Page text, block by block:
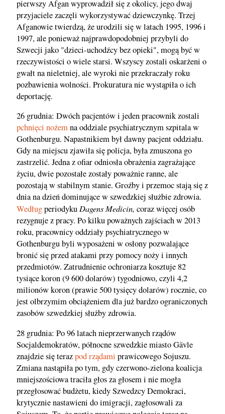
pierwszy Afgan wyprowadził się z okolicy, jego dwaj
przyjaciele zaczęli wykorzystywać dziewczynkę. Trzej
Afganowie twierdzą, że urodzili się w latach 1995, 1996 i
1997, ale ponieważ najprawdopodobniej przybyli do
Szwecji jako "dzieci-uchodźcy bez opieki", mogą być w
rzeczywistości o wiele starsi. Wszyscy zostali oskarżeni o
gwałt na nieletniej, ale wyroki nie przekraczały roku
pozbawienia wolności. Prokuratura nie wystąpiła o ich
deportację.
26 grudnia: Dwóch pacjentów i jeden pracownik zostali
pchnięci nożemna oddziale psychiatrycznym szpitala w
Gothenburgu. Napastnikiem był dawny pacjent oddziału.
Gdy na miejscu zjawiła się policja, była zmuszona go
zastrzelić. Jedna z ofiar odniosła obrażenia zagrażające
życiu, dwie pozostałe zostały poważnie ranne, ale
pozostają w stabilnym stanie. Groźby i przemoc stają się z
dnia na dzień dominujące w szwedzkiej służbie zdrowia.
Wedługperiodyku Dagens Medicin, coraz więcej osób
rezygnuje z pracy. Po kilku poważnych zajściach w 2013
roku, pracownicy oddziały psychiatrycznego w
Gothenburgu byli wyposażeni w osłony pozwalające
bronić się przed atakami przy pomocy noży i innych
przedmiotów. Zatrudnienie ochroniarza kosztuje 82
tysiące koron (9 600 dolarów) tygodniowo, czyli 4,2
milionów koron (prawie 500 tysięcy dolarów) rocznie, co
jest olbrzymim obciążeniem dla już bardzo ograniczonych
zasobów szwedzkiej służby zdrowia.
28 grudnia: Po 96 latach nieprzerwanych rządów
Socjaldemokratów, północne szwedzkie miasto Gävle
znajdzie się terazpod rządami prawicowego Sojuszu.
Zmiana nastąpiła po tym, gdy czerwono-zielona koalicja
mniejszościowa traciła głos za głosem i nie mogła
przegłosować budżetu, kiedy Szwedzcy Demokraci,
krytycznie nastawieni do imigracji, zagłosowali za